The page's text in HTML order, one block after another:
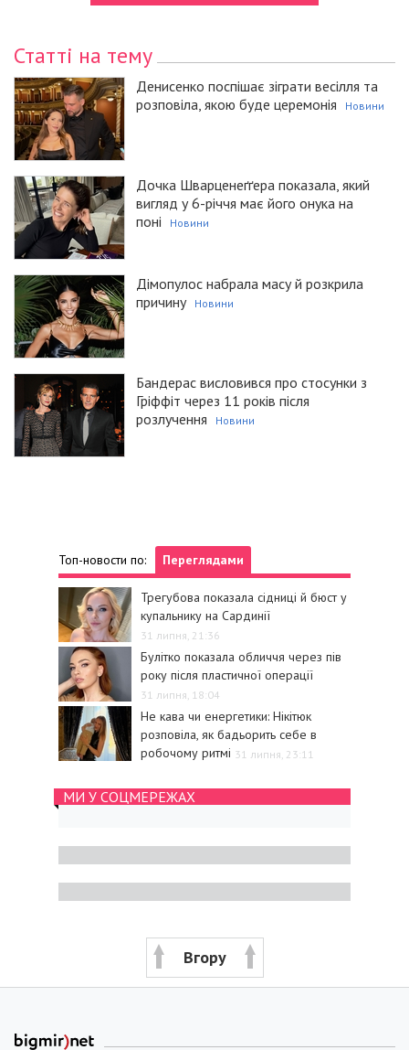
Статті на тему
Денисенко поспішає зіграти весілля та
розповіла, якою буде церемонія
Новини
Дочка Шварценеґґера показала, який
вигляд у 6-річчя має його онука на
поні
Новини
Дімопулос набрала масу й розкрила
причину
Новини
Бандерас висловився про стосунки з
Гріффіт через 11 років після
розлучення
Новини
Топ-новости по: Переглядами
Трегубова показала сідниці й бюст у
купальнику на Сардинії
31 липня, 21:36
Булітко показала обличчя через пів
року після пластичної операції
31 липня, 18:04
Не кава чи енергетики: Нікітюк
розповіла, як бадьорить себе в
робочому ритмі 31 липня, 23:11
МИ У СОЦМЕРЕЖАХ
Вгору